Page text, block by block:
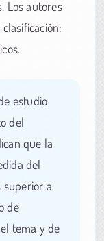
Los autores
estudio
del
que la
del
superior a
de
tema y de